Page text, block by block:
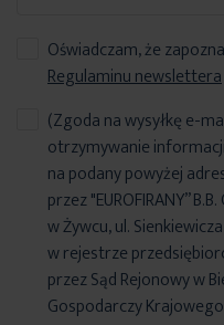
Oświadczam, że
Regulaminu newslettera
(Zgoda na wysyłkę e-
otrzymywanie
na podany powyżej
przez "EUROFIRANY”
w Żywcu, ul.
w rejestrze
przez Sąd Rejonowy w
Gospodarczy